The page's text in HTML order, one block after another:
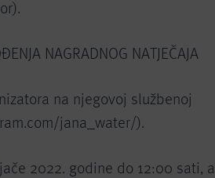
NAGRADNOG NATJEČAJA
na njegovoj službenoj
jana_water/).
2022. godine do 12:00 sati, a